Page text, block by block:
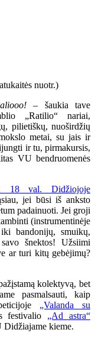
– šaukia tave
„Ratilio“ nariai,
pilietiškų, nuoširdžių
metai, su jais ir
ir tu, pirmakursis,
VU bendruomenės
18 val. Didžiojoje
jei būsi iš anksto
padainuoti. Jei groji
(instrumentinėje
bandonijų, smuikų,
šnektos! Užsiimi
ar turi kitų gebėjimų?
kolektyvą, bet
pasmalsauti, kaip
„Valanda su
festivalio „Ad astra“
Didžiajame kieme.